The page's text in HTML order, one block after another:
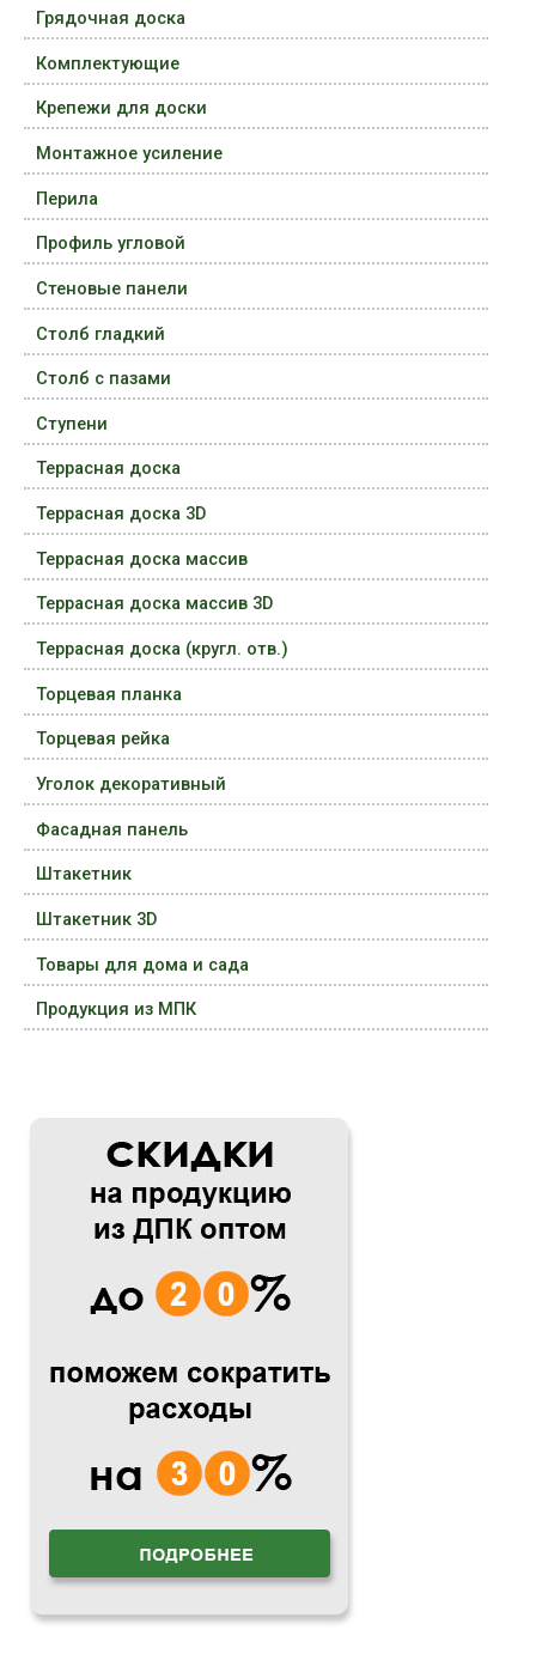
Грядочная доска
Комплектующие
Крепежи для доски
Монтажное усиление
Перила
Профиль угловой
Стеновые панели
Столб гладкий
Столб с пазами
Ступени
Террасная доска
Террасная доска 3D
Террасная доска массив
Террасная доска массив 3D
Террасная доска (кругл. отв.)
Торцевая планка
Торцевая рейка
Уголок декоративный
Фасадная панель
Штакетник
Штакетник 3D
Товары для дома и сада
Продукция из МПК